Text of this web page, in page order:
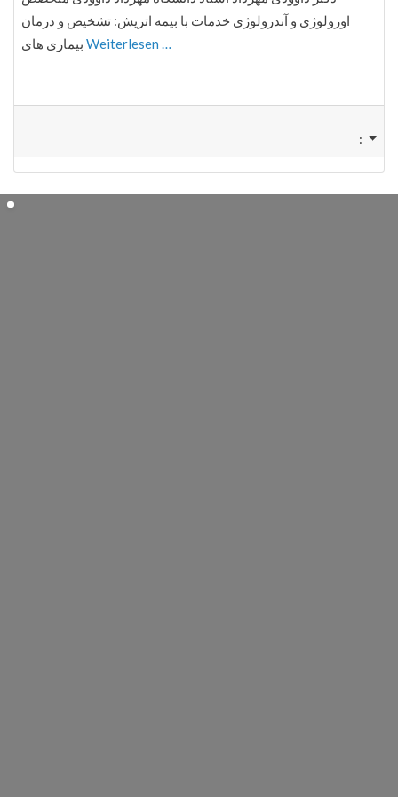
اورولوژی و آندرولوژی خدمات با بیمه اتریش: تشخیص و درمان
Weiterlesen …
: